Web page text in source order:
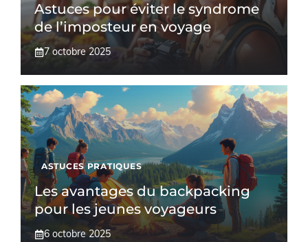
Astuces pour éviter le syndrome
de l’imposteur en voyage
7 octobre 2025
ASTUCES PRATIQUES
Les avantages du backpacking
pour les jeunes voyageurs
6 octobre 2025